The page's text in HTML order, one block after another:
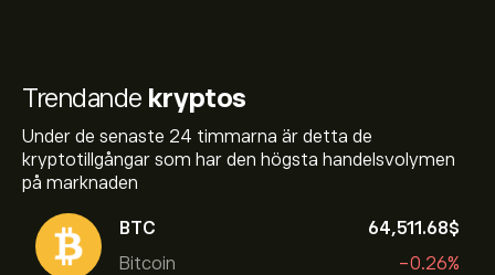
Trendande kryptos
Under de senaste 24 timmarna är detta de
kryptotillgångar som har den högsta handelsvolymen
på marknaden
BTC
Bitcoin
64,511.68‎$‎
-0.26%